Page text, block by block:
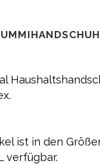
ist in den
verfügbar.